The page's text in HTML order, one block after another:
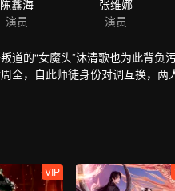
的“女魔头”沐清歌也为此背
，自此师徒身份对调互换，两
VIP